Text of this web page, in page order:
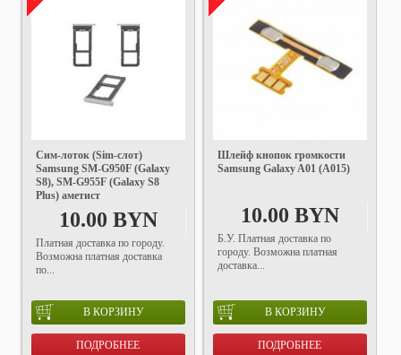
Cим-лоток (Sim-слот)
Samsung SM-G950F (Galaxy
S8), SM-G955F (Galaxy S8
Plus) аметист
10.00 BYN
Платная доставка по городу.
Возможна платная доставка
по...
В КОРЗИНУ
ПОДРОБНЕЕ
Шлейф кнопок громкости
Samsung Galaxy A01 (A015)
10.00 BYN
Б.У. Платная доставка по
городу. Возможна платная
доставка...
В КОРЗИНУ
ПОДРОБНЕЕ